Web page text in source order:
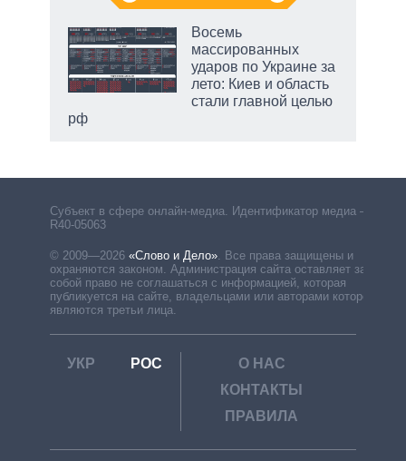
Восемь
массированных
ударов по Украине за
лето: Киев и область
стали главной целью
рф
Субъект в сфере онлайн-медиа. Идентификатор медиа –
R40-05063
© 2009—2026 «Слово и Дело»
Все права защищены и
охраняются законом. Администрация сайта оставляет за
собой право не соглашаться с информацией, которая
публикуется на сайте, владельцами или авторами которой
являются третьи лица.
УКР РОС
О НАС
КОНТАКТЫ
ПРАВИЛА